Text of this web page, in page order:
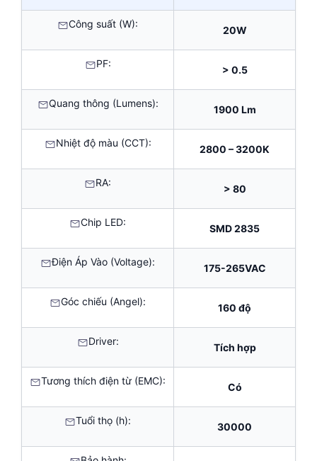
Công suất (W):
20W
PF:
> 0.5
Quang thông (Lumens):
1900 Lm
Nhiệt độ màu (CCT):
2800 – 3200K
RA:
> 80
Chip LED:
SMD 2835
Điện Áp Vào (Voltage):
175-265VAC
Góc chiếu (Angel):
160 độ
Driver:
Tích hợp
Tương thích điện từ (EMC):
Có
Tuổi thọ (h):
30000